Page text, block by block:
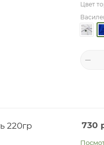
Цвет
220гр 730